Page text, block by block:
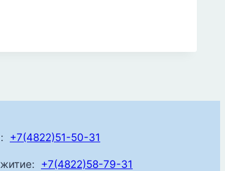
+7(4822)51-50-31
+7(4822)58-79-31